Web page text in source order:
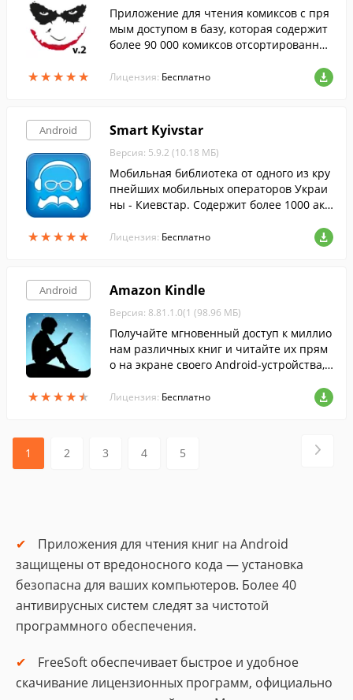
★★★★★
★★★★★
Приложение для чтения комиксов с пря
мым доступом в базу, которая содержит
более 90 000 комиксов отсортированных
Лицензия: Бесплатно
Android
★★★★★
★★★★★
Smart Kyivstar
Версия: 5.9.2 (10.18 МБ)
Мобильная библиотека от одного из кру
пнейших мобильных операторов Украи
ны - Киевстар. Содержит более 1000 акт
Лицензия: Бесплатно
Android
★★★★★
★★★★★
Amazon Kindle
Версия: 8.81.1.0(1 (98.96 МБ)
Получайте мгновенный доступ к миллио
нам различных книг и читайте их прям
о на экране своего Android-устройства,
Лицензия: Бесплатно
1 2 3 4 5
Приложения для чтения книг на Android
защищены от вредоносного кода — установка
безопасна для ваших компьютеров. Более 40
антивирусных систем следят за чистотой
программного обеспечения.
FreeSoft обеспечивает быстрое и удобное
скачивание лицензионных программ, официально